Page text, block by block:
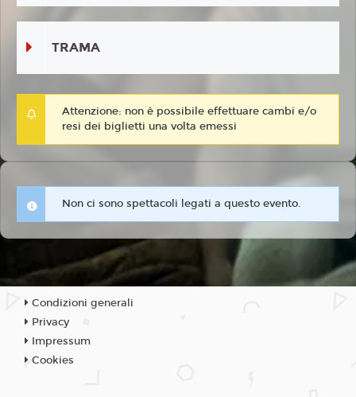
TRAMA
Attenzione: non è possibile effettuare cambi e/o
resi dei biglietti una volta emessi
Non ci sono spettacoli legati a questo evento.
Condizioni generali
Privacy
Impressum
Cookies